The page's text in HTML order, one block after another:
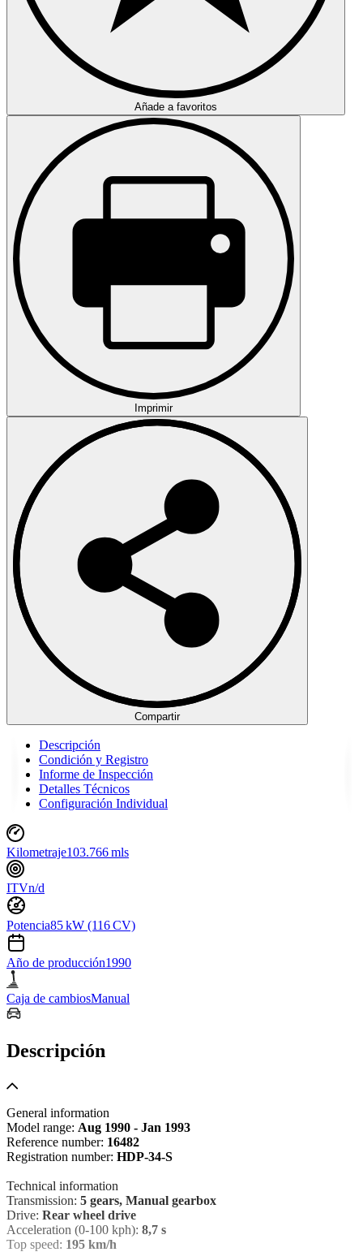
Añade a favoritos
Imprimir
Compartir
Descripción
Condición y Registro
Informe de Inspección
Detalles Técnicos
Configuración Individual
Kilometraje103.766 mls
ITVn/d
Potencia85 kW (116 CV)
Año de producción1990
Caja de cambiosManual
Descripción
General information
Model range: Aug 1990 - Jan 1993
Reference number: 16482
Registration number: HDP-34-S
Technical information
Transmission: 5 gears, Manual gearbox
Drive: Rear wheel drive
Acceleration (0-100 kph): 8,7 s
Top speed: 195 km/h